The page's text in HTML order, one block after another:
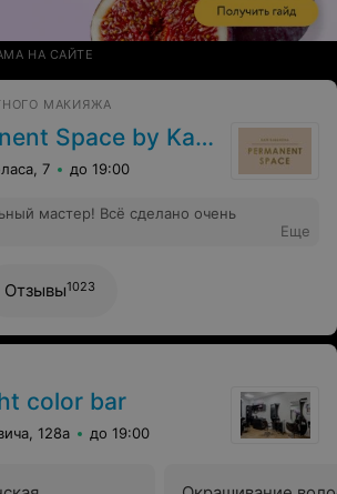
НА САЙТЕ
МАКИЯЖА
Space by Kate Kabakova
7 до 19:00
мастер! Всё сделано очень
Еще
Отзывы1023
color bar
128а до 19:00